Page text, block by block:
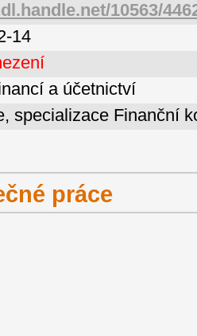
10563/
14
a účetnictví
specializace Finanční
práce